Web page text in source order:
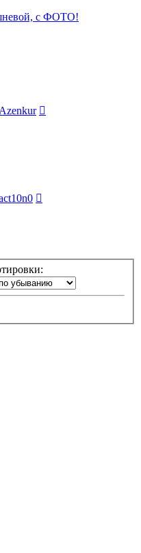
с ФОТО!
Azenkur